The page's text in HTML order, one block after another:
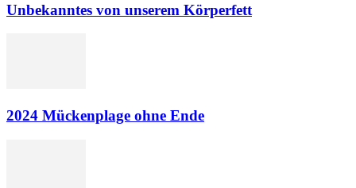
Unbekanntes von unserem Körperfett
2024 Mückenplage ohne Ende